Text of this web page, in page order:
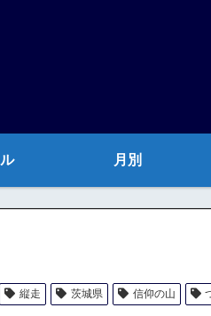
月別
縦走 茨城県 信仰の山